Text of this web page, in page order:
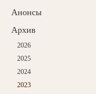
Анонсы
Архив
2026
2025
2024
2023